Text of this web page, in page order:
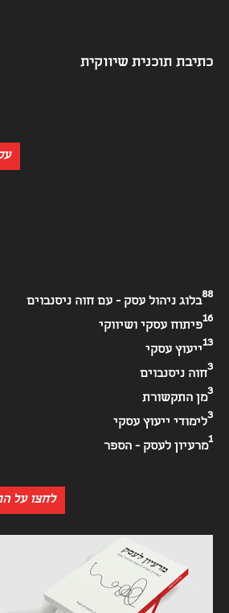
כתיבת תוכנית שיווקית
בלוג ניהול עסק - עם חוה ניסנבוים
88
פיתוח עסקי ושיווקי
16
ייעוץ עסקי
13
חוה ניסנבוים
3
מן התקשורת
3
לימודי ייעוץ עסקי
3
מרעיון לעסק - הספר
1
לחצו על